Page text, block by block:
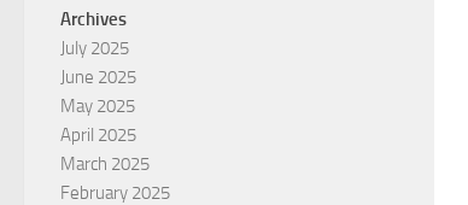
Archives
July 2025
June 2025
May 2025
April 2025
March 2025
February 2025